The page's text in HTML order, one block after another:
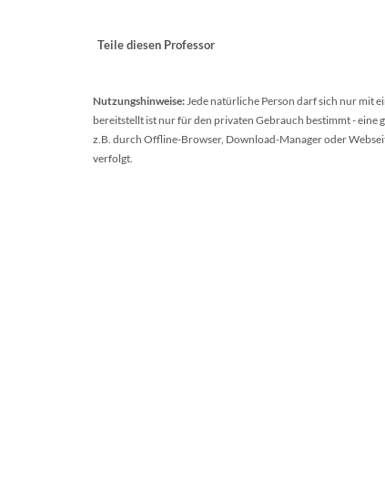
Teile diesen Professor
Nutzungshinweise:Jede natürliche Person darf sich nur mit
bereitstellt ist nur für den privaten Gebrauch bestimmt -
z.B. durch Offline-Browser, Download-Manager oder
verfolgt.